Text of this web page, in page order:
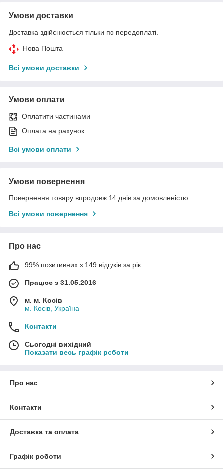
Умови доставки
Доставка здійснюється тільки по передоплаті.
Нова Пошта
Всі умови доставки
Умови оплати
Оплатити частинами
Оплата на рахунок
Всі умови оплати
Умови повернення
Повернення товару впродовж 14 днів за домовленістю
Всі умови повернення
Про нас
99% позитивних з 149 відгуків за рік
Працює з 31.05.2016
м. м. Косів
м. Косів, Україна
Контакти
Сьогодні вихідний
Показати весь графік роботи
Про нас
Контакти
Доставка та оплата
Графік роботи